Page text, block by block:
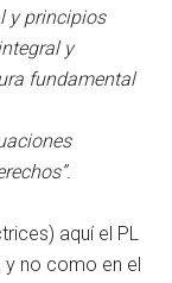
y principios
y
fundamental
aquí el PL
no como en el